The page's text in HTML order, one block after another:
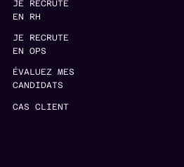
JE RECRUTE
EN RH
JE RECRUTE
EN OPS
ÉVALUEZ MES
CANDIDATS
CAS CLIENT